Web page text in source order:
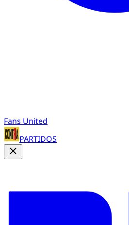
Fans United
PARTIDOS